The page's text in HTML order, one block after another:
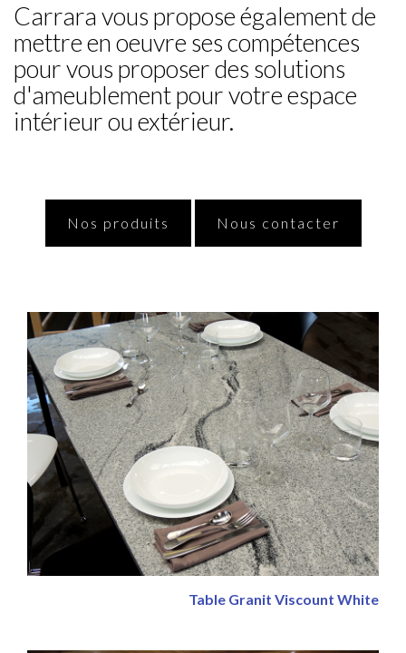
Carrara vous propose également de
mettre en oeuvre ses compétences
pour vous proposer des solutions
d'ameublement pour votre espace
intérieur ou extérieur.
Nos produits Nous contacter
Table Granit Viscount White